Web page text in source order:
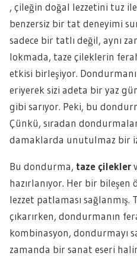
, çileğin doğal lezzetini tuz
benzersiz bir tat deneyimi
sadece bir tatlı değil, aynı
lokmada, taze çileklerin
etkisi birleşiyor.
eriyerek sizi adeta bir yaz
gibi sarıyor. Peki, bu
Çünkü, sıradan
damaklarda unutulmaz bir iz
Bu dondurma, taze çilekler
hazırlanıyor. Her bir bileşen
lezzet patlaması sağlanmış.
çıkarırken, dondurmanın
kombinasyon, dondurmayı
zamanda bir sanat eseri